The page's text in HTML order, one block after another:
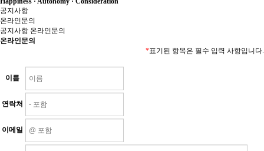
공지사항
온라인문의
공지사항 온라인문의
온라인문의
*표기된 항목은 필수 입력 사항입니다.
이름
연락처
이메일